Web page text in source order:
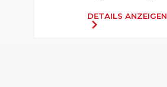
DETAILS ANZEIGEN